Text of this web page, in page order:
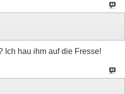
Ich hau ihm auf die Fresse!